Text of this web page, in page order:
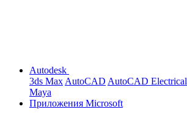
Autodesk
3ds Max AutoCAD AutoCAD Electrical
Maya
Приложения Microsoft